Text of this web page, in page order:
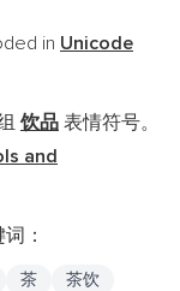
in Unicode
饮品 表情符号。
and
：
茶
茶饮